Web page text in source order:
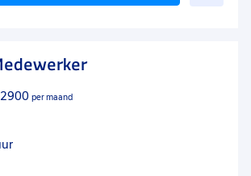
per maand